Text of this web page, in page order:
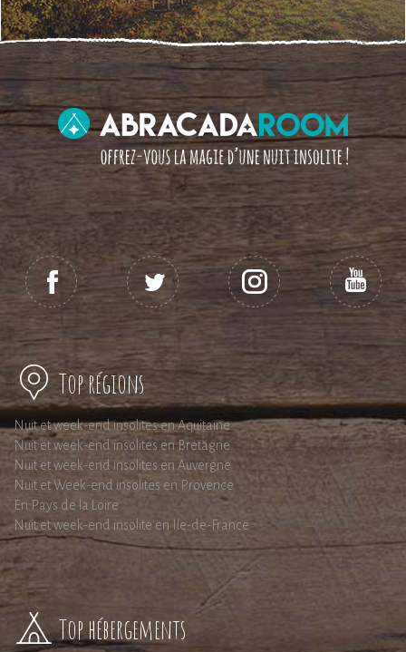
Top régions
Nuit et week-end insolites en Aquitaine
Nuit et week-end insolites en Bretagne
Nuit et week-end insolites en Auvergne
Nuit et Week-end insolites en Provence
En Pays de la Loire
Nuit et week-end insolite en Ile-de-France
Top hébergements